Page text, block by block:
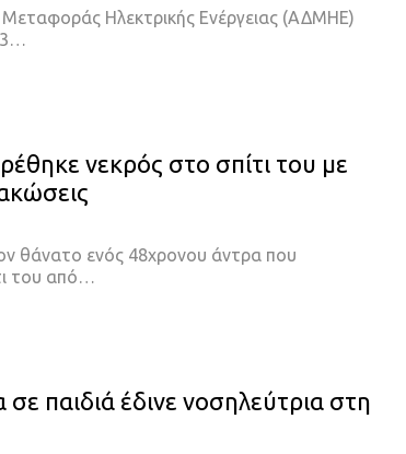
Μεταφοράς Ηλεκτρικής Ενέργειας (ΑΔΜΗΕ)
…
νεκρός στο σπίτι του με
θάνατο ενός 48χρονου άντρα που
του από…
σε παιδιά έδινε νοσηλεύτρια στη